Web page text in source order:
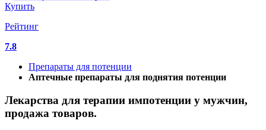
Купить
Рейтинг
7.8
Препараты для потенции
Аптечные препараты для поднятия потенции
Лекарства для терапии импотенции у мужчин,
продажа товаров.